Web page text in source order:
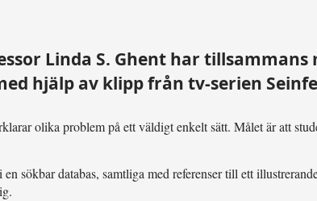
Linda S. Ghent har
hjälp av klipp från tv-serien
olika problem på ett väldigt enkelt sätt. Målet är att
sökbar databas, samtliga med referenser till ett